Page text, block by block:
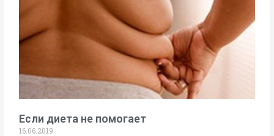
Если диета не помогает
16.06.2019